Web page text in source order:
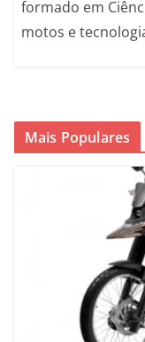
formado em
motos e
Mais Populares